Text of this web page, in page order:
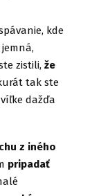
kde
zistili, že
tak ste
dažďa
z iného
pripadať